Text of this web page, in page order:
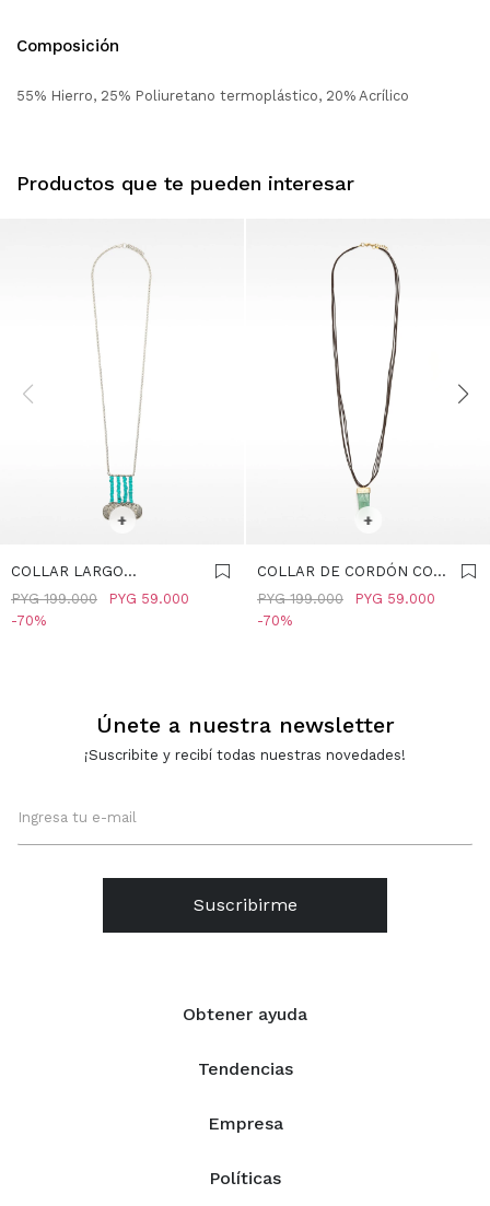
Composición
55% Hierro, 25% Poliuretano termoplástico, 20% Acrílico
Productos que te pueden interesar
SELECCIONAR TALLE
+
COLLAR LARGO
COLGANTE CON PIEDRAS
Y MEDALLAS - AZUL
PYG 59.000
PYG 199.000
70
SELECCIONAR TALLE
+
COLLAR DE CORDÓN CON
COLGANTE DE PIEDRA -
MULTICOLOR
PYG 59.000
PYG 199.000
70
Obtener ayuda
Tendencias
Empresa
Políticas
Únete a nuestra newsletter
¡Suscribite y recibí todas nuestras novedades!
Suscribirme